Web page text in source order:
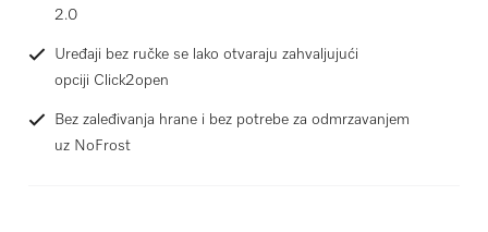
2.0
Uređaji bez ručke se lako otvaraju zahvaljujući
opciji Click2open
Bez zaleđivanja hrane i bez potrebe za odmrzavanjem
uz NoFrost